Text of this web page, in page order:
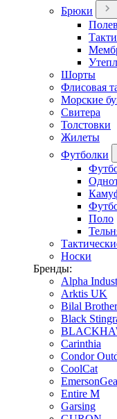
Брюки
Шорты
Флисовая
Морские
Свитера
Толстовки
Жилеты
Футболки
Поло
Носки
Бренды:
Alpha
Arktis UK
Bilal
Black
Carinthia
Condor
CoolCat
Entire M
Garsing